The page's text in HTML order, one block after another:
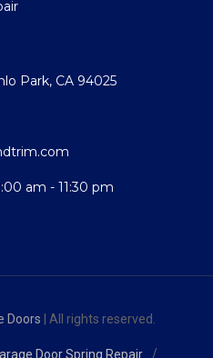
Park, CA 94025
am - 11:30 pm
Doors | All rights reserved.
Door Spring Repair